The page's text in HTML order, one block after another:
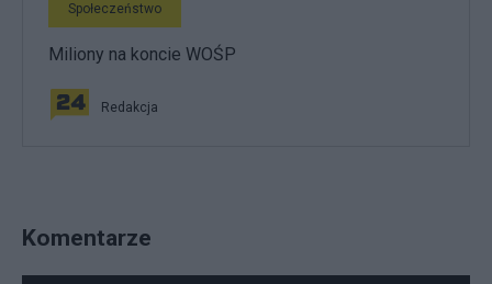
Społeczeństwo
Miliony na koncie WOŚP
Redakcja
Komentarze